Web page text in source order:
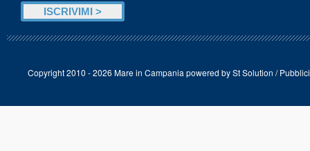
Copyright 2010 - 2026 Mare in Campania powered bySt Solution /